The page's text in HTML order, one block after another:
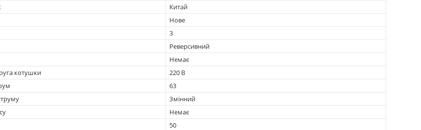
Китай
Нове
3
Реверсивний
Немає
котушки
220 В
63
Змінний
Немає
50